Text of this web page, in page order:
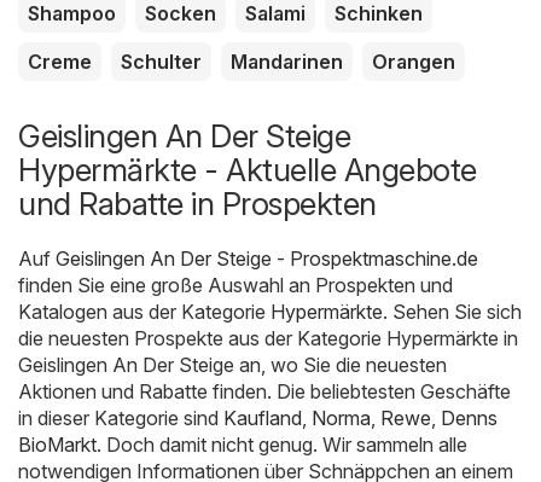
Shampoo
Socken Salami
Schinken
Creme
Schulter Mandarinen Orangen
Geislingen An Der Steige
Hypermärkte - Aktuelle Angebote
und Rabatte in Prospekten
Auf Geislingen An Der Steige - Prospektmaschine.de
finden Sie eine große Auswahl an Prospekten und
Katalogen aus der Kategorie Hypermärkte. Sehen Sie sich
die neuesten Prospekte aus der Kategorie Hypermärkte in
Geislingen An Der Steige an, wo Sie die neuesten
Aktionen und Rabatte finden. Die beliebtesten Geschäfte
in dieser Kategorie sind Kaufland, Norma, Rewe, Denns
BioMarkt. Doch damit nicht genug. Wir sammeln alle
notwendigen Informationen über Schnäppchen an einem